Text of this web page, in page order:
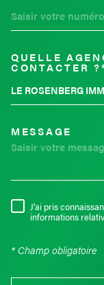
QUELLE
CONTACTER
LE ROSENBERG
MESSAGE
J'ai pris
informations
* Champ obligatoire